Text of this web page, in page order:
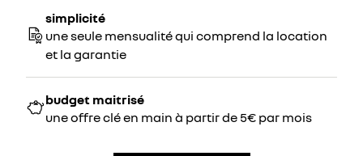
simplicité
une seule mensualité qui comprend la location
et la garantie
budget maitrisé
une offre clé en main à partir de 5€ par mois